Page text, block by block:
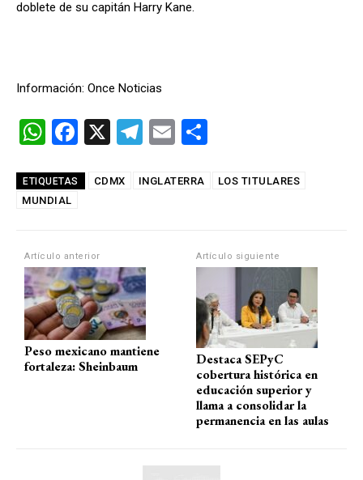
doblete de su capitán Harry Kane.
Información: Once Noticias
W
at
s
p
p
F
ce
o
k
X
T
e
m
E
ail
m
tir
ETIQUETAS CDMX INGLATERRA
LOS TITULARES
MUNDIAL
Artículo anterior
Peso mexicano mantiene
fortaleza: Sheinbaum
Artículo siguiente
Destaca SEPyC
cobertura histórica en
educación superior y
llama a consolidar la
permanencia en las aulas